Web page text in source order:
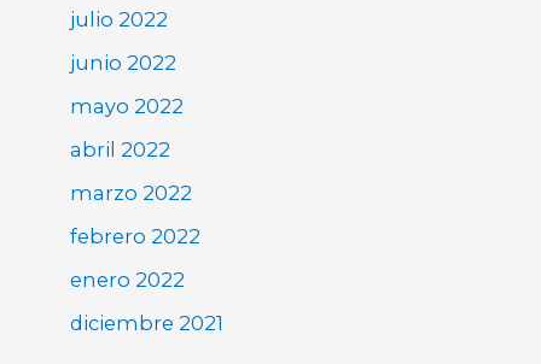
julio 2022
junio 2022
mayo 2022
abril 2022
marzo 2022
febrero 2022
enero 2022
diciembre 2021